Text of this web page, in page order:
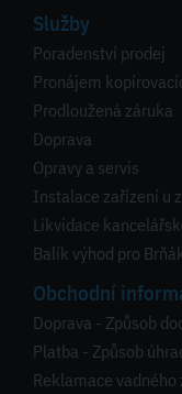
Služby
Poradenství prodej
Pronájem
Prodloužená záruka
Doprava
Opravy a servis
Instalace zařízení u
Likvidace
Balík výhod pro
Obchodní
Doprava - Způsob
Platba - Způsob
Reklamace vadného